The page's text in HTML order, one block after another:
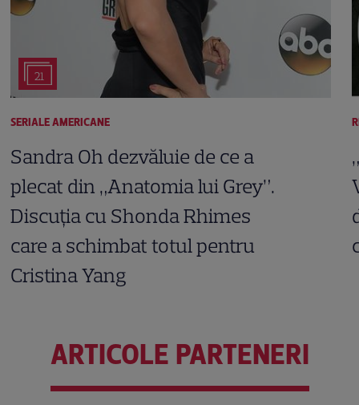
21
SERIALE AMERICANE
Sandra Oh dezvăluie de ce a
plecat din „Anatomia lui Grey”.
Discuția cu Shonda Rhimes
care a schimbat totul pentru
Cristina Yang
ARTICOLE PARTENERI